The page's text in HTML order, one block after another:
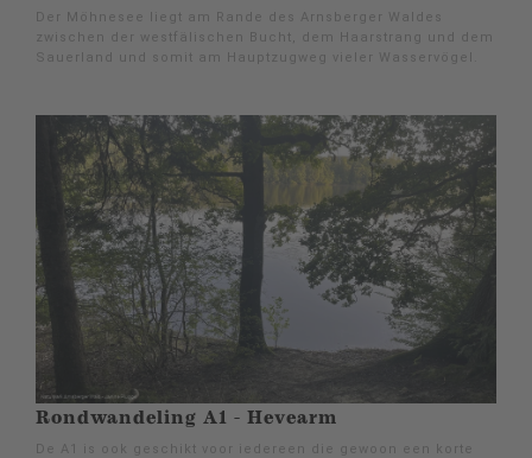
Der Möhnesee liegt am Rande des Arnsberger Waldes
zwischen der westfälischen Bucht, dem Haarstrang und dem
Sauerland und somit am Hauptzugweg vieler Wasservögel.
Rondwandeling A1 - Hevearm
De A1 is ook geschikt voor iedereen die gewoon een korte